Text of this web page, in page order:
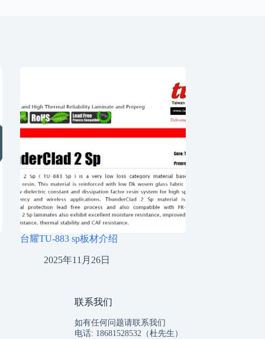
台耀TU-883 sp板材介绍
2025年11月26日
联系我们
如有任何问题请联系我们
电话: 18681528532（杜先生）